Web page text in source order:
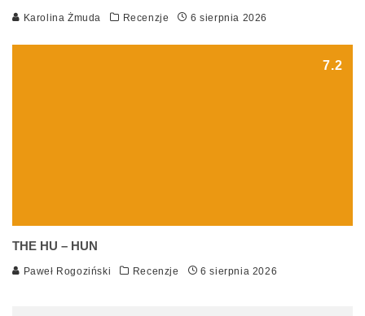
Karolina Żmuda Recenzje 6 sierpnia 2026
7.2
THE HU – HUN
Paweł Rogoziński Recenzje 6 sierpnia 2026